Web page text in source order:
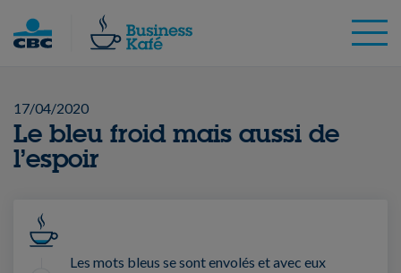
17/04/2020
Le bleu froid mais aussi de
l’espoir
Les mots bleus se sont envolés et avec eux